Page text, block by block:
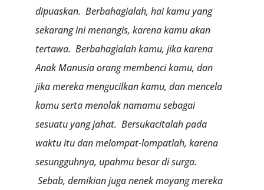
dipuaskan. Berbahagialah, hai kamu yang
sekarang ini menangis, karena kamu akan
tertawa. Berbahagialah kamu, jika karena
Anak Manusia orang membenci kamu, dan
jika mereka mengucilkan kamu, dan mencela
kamu serta menolak namamu sebagai
sesuatu yang jahat. Bersukacitalah pada
waktu itu dan melompat-lompatlah, karena
sesungguhnya, upahmu besar di surga.
Sebab, demikian juga nenek moyang mereka